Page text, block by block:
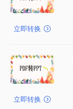
立即转换
立即转换